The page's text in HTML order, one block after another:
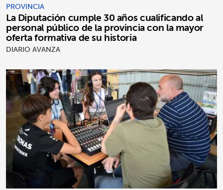
PROVINCIA
La Diputación cumple 30 años cualificando al
personal público de la provincia con la mayor
oferta formativa de su historia
DIARIO AVANZA